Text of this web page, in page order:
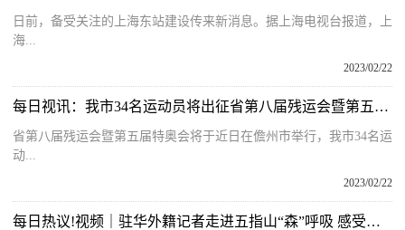
日前，备受关注的上海东站建设传来新消息。据上海电视台报道，上
海...
2023/02/22
每日视讯：我市34名运动员将出征省第八届残运会暨第五届特奥会
省第八届残运会暨第五届特奥会将于近日在儋州市举行，我市34名运
动...
2023/02/22
每日热议!视频｜驻华外籍记者走进五指山“森”呼吸 感受毛纳村的热情